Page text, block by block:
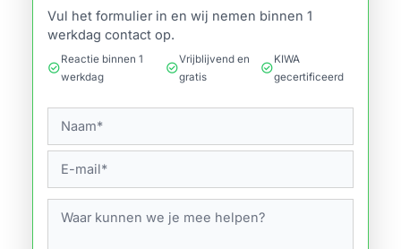
Vul het formulier in en wij nemen binnen 1
werkdag contact op.
check_circle
Reactie binnen 1
werkdag
check_circle
Vrijblijvend en
gratis
check_circle
KIWA
gecertificeerd